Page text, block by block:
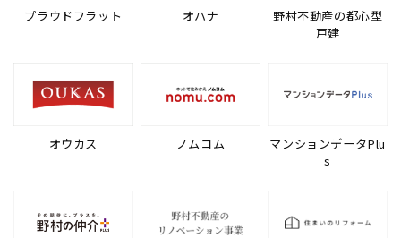
プラウドフラット オハナ
野村不動産の都心型
戸建
オウカス ノムコム
マンションデータPlu
s